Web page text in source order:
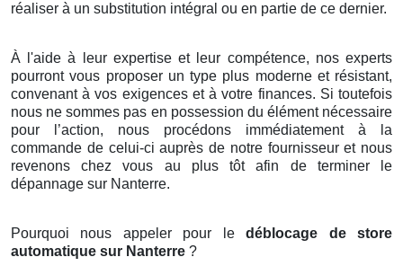
réaliser à un substitution intégral ou en partie de ce dernier.
À l'aide à leur expertise et leur compétence, nos experts
pourront vous proposer un type plus moderne et résistant,
convenant à vos exigences et à votre finances. Si toutefois
nous ne sommes pas en possession du élément nécessaire
pour l’action, nous procédons immédiatement à la
commande de celui-ci auprès de notre fournisseur et nous
revenons chez vous au plus tôt afin de terminer le
dépannage sur Nanterre.
Pourquoi nous appeler pour ledéblocage de store
automatique sur Nanterre ?